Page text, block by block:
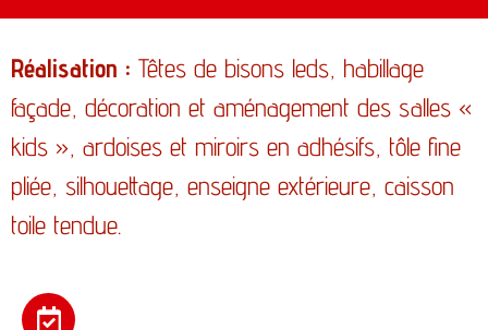
Réalisation : Têtes de bisons leds, habillage
façade, décoration et aménagement des salles «
kids », ardoises et miroirs en adhésifs, tôle fine
pliée, silhouettage, enseigne extérieure, caisson
toile tendue.